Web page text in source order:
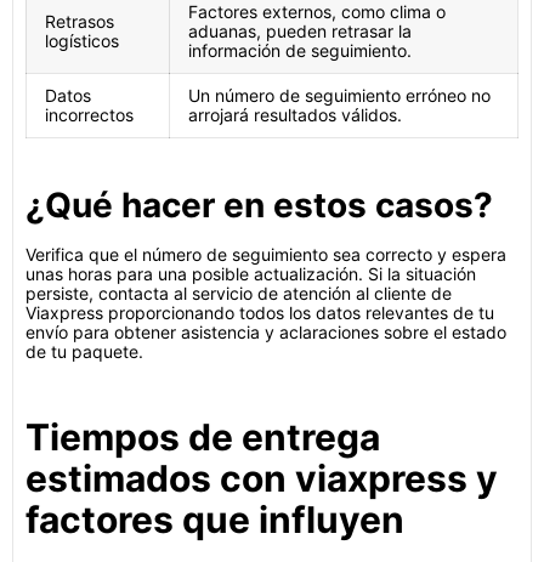
Retrasos
logísticos
Factores externos, como clima o
aduanas, pueden retrasar la
información de seguimiento.
Datos
incorrectos
Un número de seguimiento erróneo no
arrojará resultados válidos.
¿Qué hacer en estos casos?
Verifica que el número de seguimiento sea correcto y espera
unas horas para una posible actualización. Si la situación
persiste, contacta al servicio de atención al cliente de
Viaxpress proporcionando todos los datos relevantes de tu
envío para obtener asistencia y aclaraciones sobre el estado
de tu paquete.
Tiempos de entrega
estimados con viaxpress y
factores que influyen